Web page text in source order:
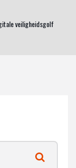
veiligheidsgolf